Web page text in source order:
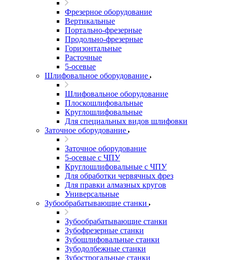
Фрезерное оборудование
Вертикальные
Портально-фрезерные
Продольно-фрезерные
Горизонтальные
Расточные
5-осевые
Шлифовальное оборудование
Шлифовальное оборудование
Плоскошлифовальные
Круглошлифовальные
Для специальных видов шлифовки
Заточное оборудование
Заточное оборудование
5-осевые с ЧПУ
Круглошлифовальные с ЧПУ
Для обработки червячных фрез
Для правки алмазных кругов
Универсальные
Зубообрабатывающие станки
Зубообрабатывающие станки
Зубофрезерные станки
Зубошлифовальные станки
Зубодолбежные станки
Зубострогальные станки